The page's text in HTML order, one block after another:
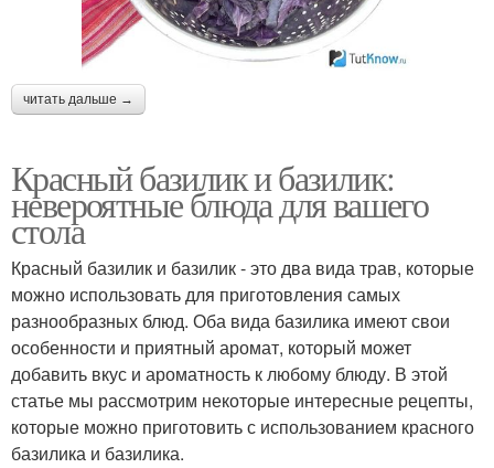
читать дальше →
Красный базилик и базилик:
невероятные блюда для вашего
стола
Красный базилик и базилик - это два вида трав, которые
можно использовать для приготовления самых
разнообразных блюд. Оба вида базилика имеют свои
особенности и приятный аромат, который может
добавить вкус и ароматность к любому блюду. В этой
статье мы рассмотрим некоторые интересные рецепты,
которые можно приготовить с использованием красного
базилика и базилика.